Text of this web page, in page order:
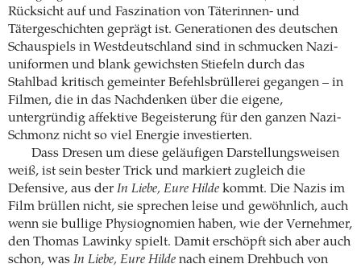
Rücksicht auf und Faszination von Täterinnen- und
Tätergeschichten geprägt ist. Generationen des deutschen
Schauspiels in Westdeutschland sind in schmucken Nazi­
uniformen und blank gewichsten Stiefeln durch das
Stahlbad kritisch gemeinter Befehlsbrüllerei gegangen – in
Filmen, die in das Nachdenken über die eigene,
untergründig affektive Begeisterung für den ganzen Nazi-
Schmonz nicht so viel Energie investierten.
Dass Dresen um diese geläufigen Darstellungsweisen
weiß, ist sein bester Trick und markiert zugleich die
Defensive, aus der In Liebe, Eure Hilde kommt. Die Nazis im
Film brüllen nicht, sie sprechen leise und gewöhnlich, auch
wenn sie bullige Physiognomien haben, wie der Vernehmer,
den Thomas Lawinky spielt. Damit erschöpft sich aber auch
schon, was In Liebe, Eure Hilde nach einem Drehbuch von